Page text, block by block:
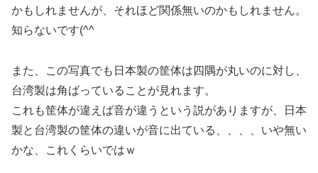
かもしれませんが、それほど関係無いのかもしれません。
知らないです(^^
また、この写真でも日本製の筐体は四隅が丸いのに対し、
台湾製は角ばっていることが見れます。
これも筐体が違えば音が違うという説がありますが、日本
製と台湾製の筐体の違いが音に出ている、、、、いや無い
かな、これくらいではｗ